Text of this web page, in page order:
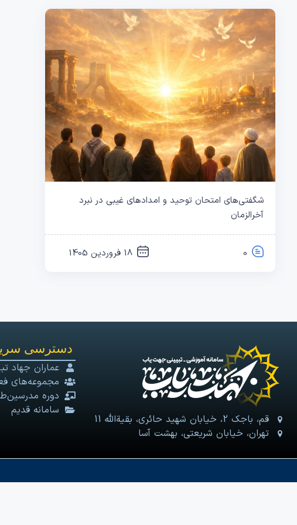
شگفتی‌های امتحان توحید و امدادهای غیبی در نبرد
آخرالزمان
0 18 فروردین 1405
قم، باجک 2، خیابان شهید حائری، بقیةالله 11
تهران، خیابان شریعتی، بهشت آسا
دسترسی
عماران جهاد
مجموعه‌های
دوره
سامانه قدیم